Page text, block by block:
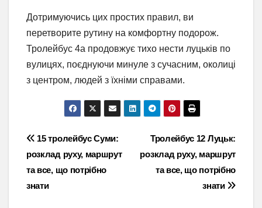
Дотримуючись цих простих правил, ви
перетворите рутину на комфортну подорож.
Тролейбус 4а продовжує тихо нести луцьків по
вулицях, поєднуючи минуле з сучасним, околиці
з центром, людей з їхніми справами.
Навігація
записів
Тролейбус 12 Луцьк:
розклад руху, маршрут
та все, що потрібно
знати
15 тролейбус Суми:
розклад руху, маршрут
та все, що потрібно
знати